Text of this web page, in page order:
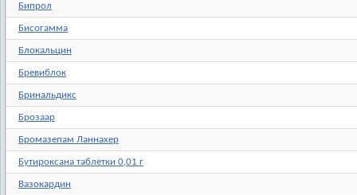
Бипрол
Бисогамма
Блокальцин
Бревиблок
Бринальдикс
Брозаар
Бромазепам Ланнахер
Бутироксана таблетки 0,01 г
Вазокардин